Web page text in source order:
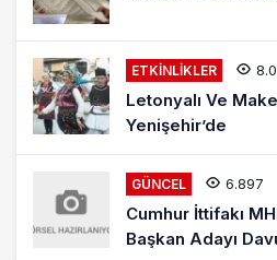
ETKINLIKLER
Letonyalı Ve
Yenişehir’de
GÜNCEL 6.897
Cumhur İttifakı
Başkan Adayı